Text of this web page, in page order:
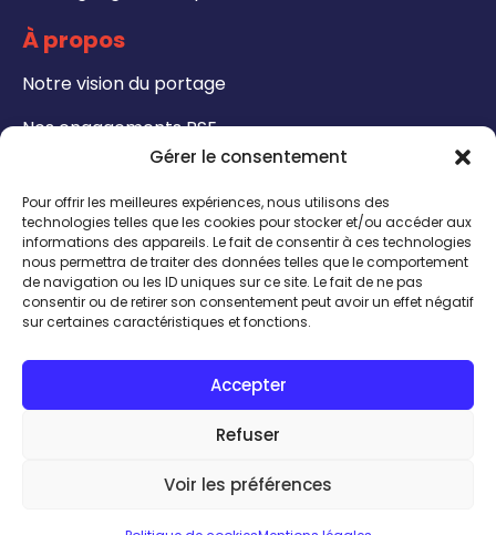
Gérer le consentement
Pour offrir les meilleures expériences, nous utilisons des
technologies telles que les cookies pour stocker et/ou accéder aux
informations des appareils. Le fait de consentir à ces technologies
nous permettra de traiter des données telles que le comportement
de navigation ou les ID uniques sur ce site. Le fait de ne pas
consentir ou de retirer son consentement peut avoir un effet négatif
sur certaines caractéristiques et fonctions.
Accepter
Refuser
Voir les préférences
Talent expert
J'ai besoin de
Entreprise
À propos
Notre vision du portage
Nos engagements RSE
Notre catalogue de formation
Formateurs - Bénéficiez de notre certification
QUALIOPI
INSCRIPTION TALENTHÈQUE
Mentions légales| Politique de confidentialité
| Réalisation by